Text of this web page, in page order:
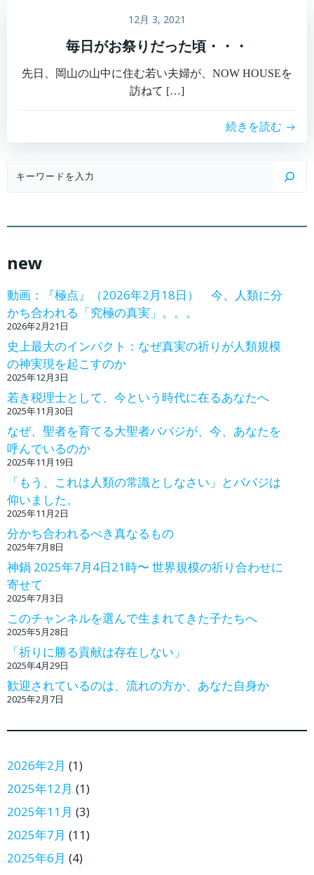
12月 3, 2021
毎日がお祭りだった頃・・・
先日、岡山の山中に住む若い夫婦が、NOW HOUSEを
訪ねて […]
続きを読む
new
動画：『極点』（2026年2月18日） 今、人類に分
かち合われる「究極の真実」。。。
2026年2月21日
史上最大のインパクト：なぜ真実の祈りが人類規模
の神実現を起こすのか
2025年12月3日
若き税理士として、今という時代に在るあなたへ
2025年11月30日
なぜ、聖者を育てる大聖者ババジが、今、あなたを
呼んでいるのか
2025年11月19日
「もう、これは人類の常識としなさい」とババジは
仰いました。
2025年11月2日
分かち合われるべき真なるもの
2025年7月8日
神鍋 2025年7月4日21時〜 世界規模の祈り合わせに
寄せて
2025年7月3日
このチャンネルを選んで生まれてきた子たちへ
2025年5月28日
「祈りに勝る貢献は存在しない」
2025年4月29日
歓迎されているのは、流れの方か、あなた自身か
2025年2月7日
2026年2月 (1)
2025年12月 (1)
2025年11月 (3)
2025年7月 (11)
2025年6月 (4)